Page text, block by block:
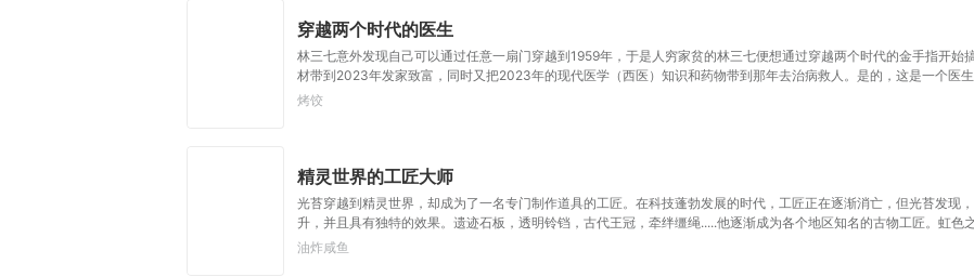
穿越两个时代的医生
林三七意外发现自己可以通过任意一扇门穿越到1959年，于是人穷家贫的林三七便想通过穿越两个时代的金手指开始
材带到2023年发家致富，同时又把2023年的现代医学（西医）知识和药物带到那年去治病救人。是的，这是一个医生
烤饺
精灵世界的工匠大师
光苔穿越到精灵世界，却成为了一名专门制作道具的工匠。在科技蓬勃发展的时代，工匠正在逐渐消亡，但光苔发现
升，并且具有独特的效果。遗迹石板，透明铃铛，古代王冠，牵绊缰绳.....他逐渐成为各个地区知名的古物工匠。虹色
搜集稀有材料的神奇旅者。讲究围巾，庆祝之铠，清净坠饰，闪耀护符，梦境球.....就连卡牌游戏中的部分道具也能被
油炸咸鱼